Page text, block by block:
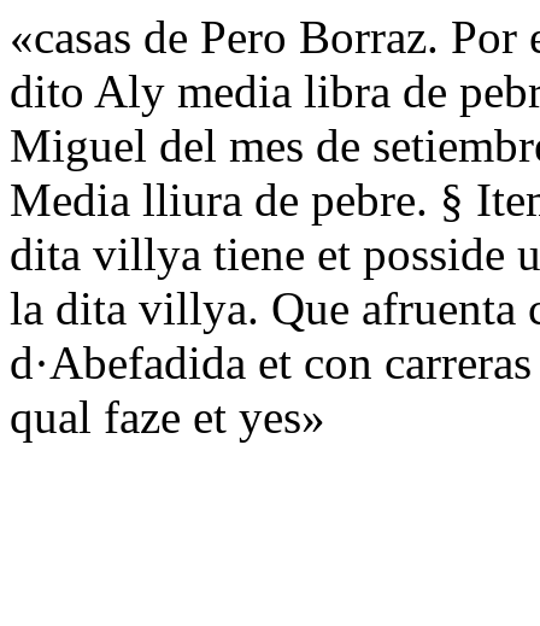
«casas de Pero Borraz.
dito Aly media libra de
Miguel del mes de
Media lliura de pebre. §
dita villya tiene et posside
la dita villya. Que afruenta
d·Abefadida et con
qual faze et yes»